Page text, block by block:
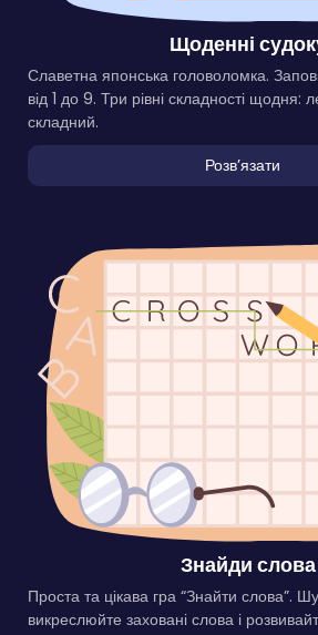
Щоденні
Славетна японська головоломка.
від 1 до 9. Три рівні складності щодня:
складний.
Розвʼязати
Знайди слова
Проста та цікава гра “Знайти слова”.
викреслюйте заховані слова і